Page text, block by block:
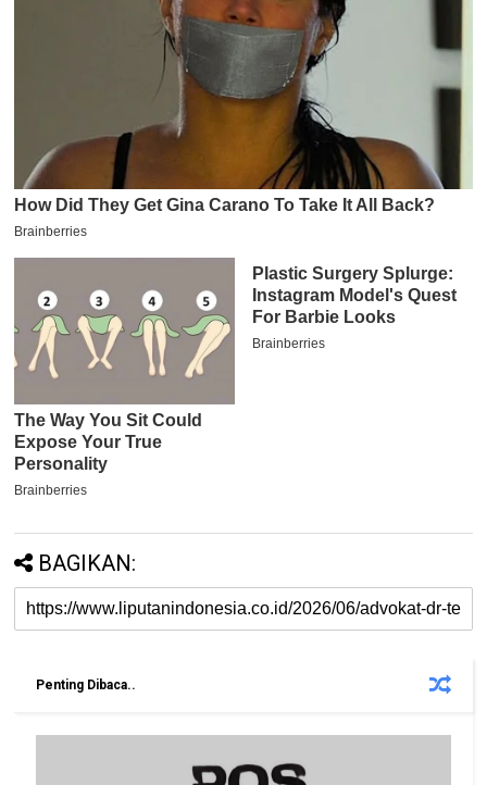
BAGIKAN:
Penting Dibaca..